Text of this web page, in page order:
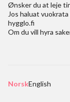
Ønsker du at leje
Jos haluat vuokrata
hygglo.fi
Om du vill hyra
NorskEnglish